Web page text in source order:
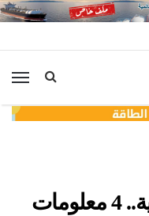
مصفاة الرويس الإماراتية.. 4 معلومات